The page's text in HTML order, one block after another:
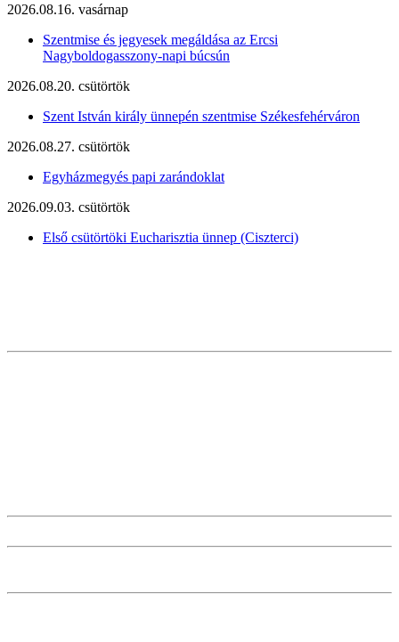
2026.08.16. vasárnap
Szentmise és jegyesek megáldása az Ercsi
Nagyboldogasszony-napi búcsún
2026.08.20. csütörtök
Szent István király ünnepén szentmise Székesfehérváron
2026.08.27. csütörtök
Egyházmegyés papi zarándoklat
2026.09.03. csütörtök
Első csütörtöki Eucharisztia ünnep (Ciszterci)